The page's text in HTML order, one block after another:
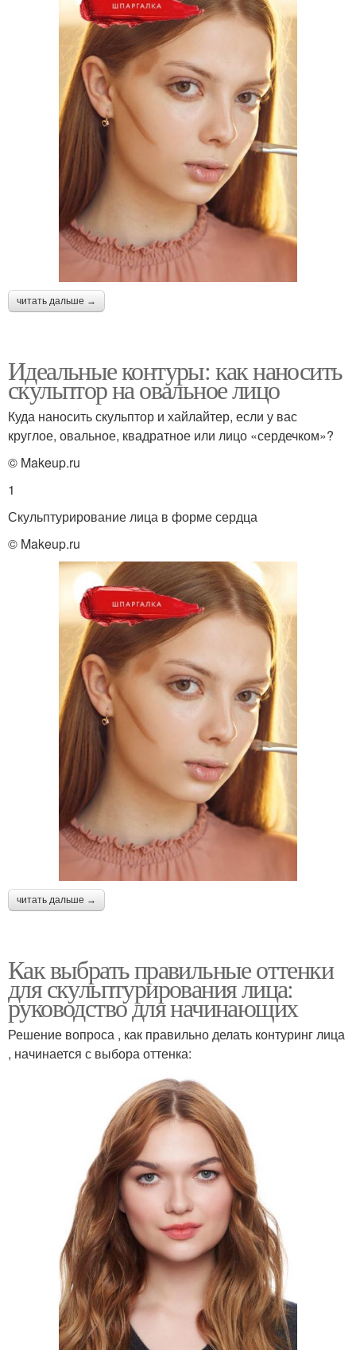
читать дальше →
Идеальные контуры: как наносить
скульптор на овальное лицо
Куда наносить скульптор и хайлайтер, если у вас
круглое, овальное, квадратное или лицо «сердечком»?
© Makeup.ru
1
Скульптурирование лица в форме сердца
© Makeup.ru
читать дальше →
Как выбрать правильные оттенки
для скульптурирования лица:
руководство для начинающих
Решение вопроса , как правильно делать контуринг лица
, начинается с выбора оттенка: